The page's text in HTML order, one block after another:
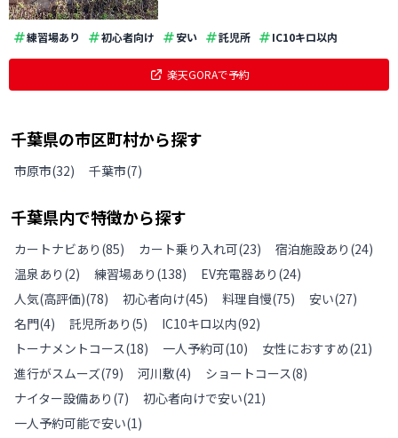
練習場あり 初心者向け 安い 託児所 IC10キロ以内
楽天GORAで予約
千葉県の市区町村から探す
市原市(32) 千葉市(7)
千葉県内で特徴から探す
カートナビあり (85) カート乗り入れ可(23) 宿泊施設あり (24)
温泉あり (2) 練習場あり (138) EV充電器あり (24)
人気(高評価)(78) 初心者向け(45) 料理自慢(75) 安い(27)
名門(4) 託児所あり (5) IC10キロ以内(92)
トーナメントコース(18) 一人予約可(10) 女性におすすめ(21)
進行がスムーズ(79) 河川敷(4) ショートコース(8)
ナイター設備あり (7) 初心者向けで安い(21)
一人予約可能で安い(1)